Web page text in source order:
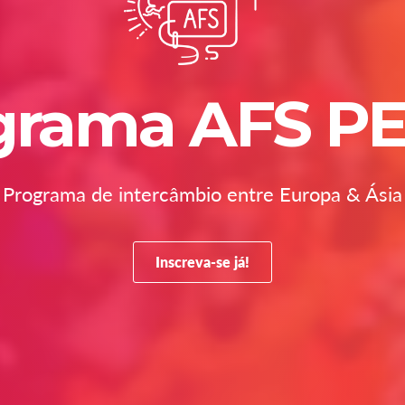
AFS
Programa de intercâmbio entre Europa & Ásia
Inscreva-se já!